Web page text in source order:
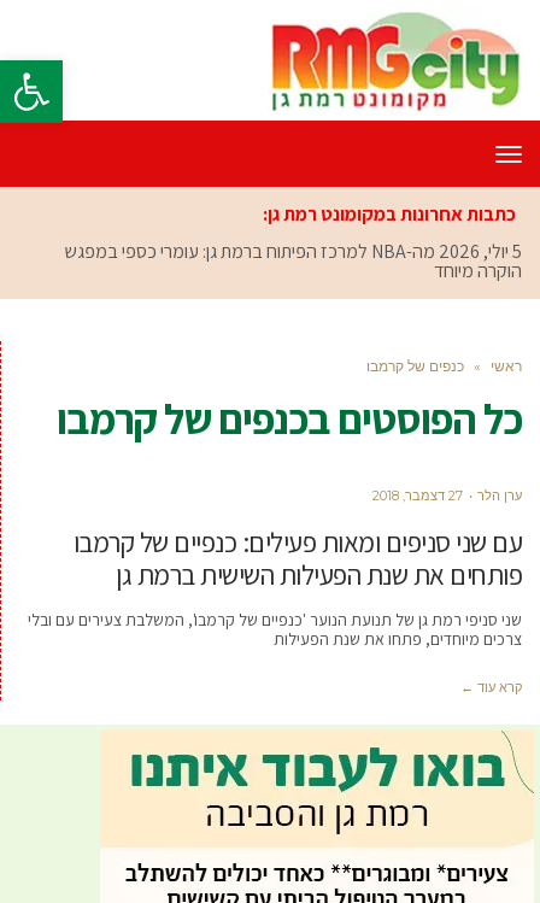
פתח
תפריט
כתבות אחרונות במקומונט רמת גן:
5 יולי, 2026
מה-NBA למרכז הפיתוח ברמת גן: עומרי כספי במפגש
הוקרה מיוחד
ראשי » כנפים של קרמבו
כל הפוסטים בכנפים של קרמבו
ערן הלר 27 דצמבר, 2018
עם שני סניפים ומאות פעילים: כנפיים של קרמבו
פותחים את שנת הפעילות השישית ברמת גן
שני סניפי רמת גן של תנועת הנוער 'כנפיים של קרמבו', המשלבת צעירים עם ובלי
צרכים מיוחדים, פתחו את שנת הפעילות
קרא עוד ←